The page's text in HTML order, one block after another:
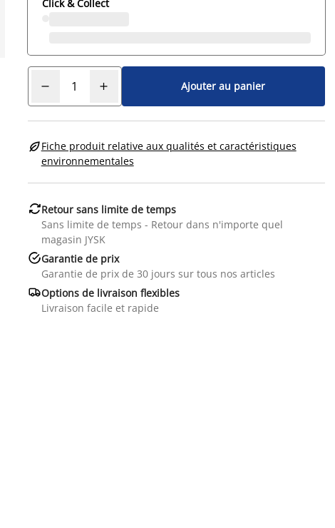
Click & Collect
Ajouter au panier
Fiche produit relative aux qualités et caractéristiques
environnementales
Retour sans limite de temps
Sans limite de temps - Retour dans n'importe quel
magasin JYSK
Garantie de prix
Garantie de prix de 30 jours sur tous nos articles
Options de livraison flexibles
Livraison facile et rapide